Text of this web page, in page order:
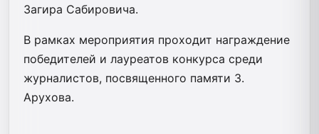
Загира Сабировича.
В рамках мероприятия проходит награждение
победителей и лауреатов конкурса среди
журналистов, посвященного памяти З.
Арухова.